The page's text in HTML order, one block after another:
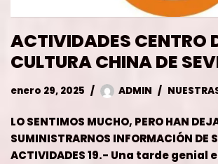
ACTIVIDADES CENTRO
CULTURA CHINA DE
enero 29, 2025 ADMIN
LO SENTIMOS MUCHO, PERO HAN
SUMINISTRARNOS INFORMACIÓN DE
ACTIVIDADES 19.- Una tarde genial